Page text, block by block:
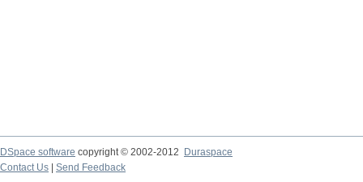
DSpace software copyright © 2002-2012
Duraspace
Contact Us
Send Feedback